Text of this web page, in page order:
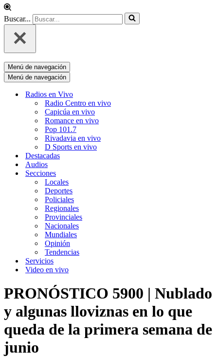
Buscar...
Menú de navegación
Menú de navegación
Radios en Vivo
Radio Centro en vivo
Capicúa en vivo
Romance en vivo
Pop 101.7
Rivadavia en vivo
D Sports en vivo
Destacadas
Audios
Secciones
Locales
Deportes
Policiales
Regionales
Provinciales
Nacionales
Mundiales
Opinión
Tendencias
Servicios
Video en vivo
PRONÓSTICO 5900 | Nublado
y algunas lloviznas en lo que
queda de la primera semana de
junio